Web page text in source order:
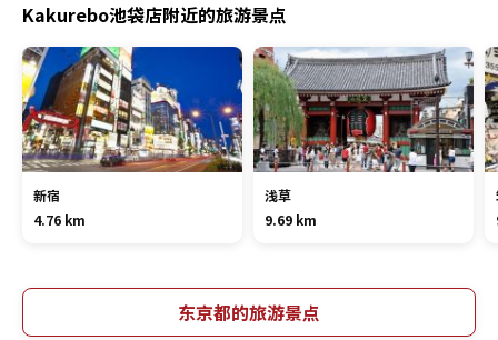
Kakurebo池袋店附近的旅游景点
新宿
4.76 km
浅草
9.69 km
东京都的旅游景点